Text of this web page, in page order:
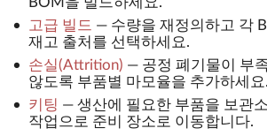
고급 빌드 — 수량을 재정의하고 각
재고 출처를 선택하세요.
손실(Attrition) — 공정 폐기물이 부
않도록 부품별 마모율을 추가하세요.
키팅 — 생산에 필요한 부품을 보관
작업으로 준비 장소로 이동합니다.